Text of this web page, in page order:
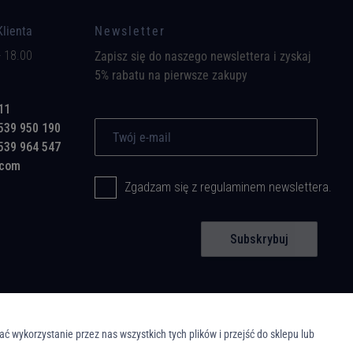
18.00
950 190
964 547
Newsletter
Zapisz się do naszego newslettera i zyskaj
5% rabatu na pierwsze zakupy
Zgadzam się z regulaminem newslettera.
Subskrybuj
wykorzystanie przez nas wszystkich tych plików i przejść do sklepu lub